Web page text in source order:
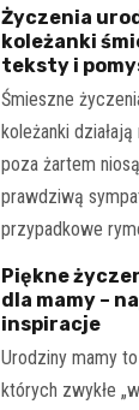
Życzenia
koleżanki
teksty i
Śmieszne
koleżanki
poza żartem
prawdziwą
przypadkowe
Piękne
dla mamy –
inspiracje
Urodziny mamy
których zwykłe